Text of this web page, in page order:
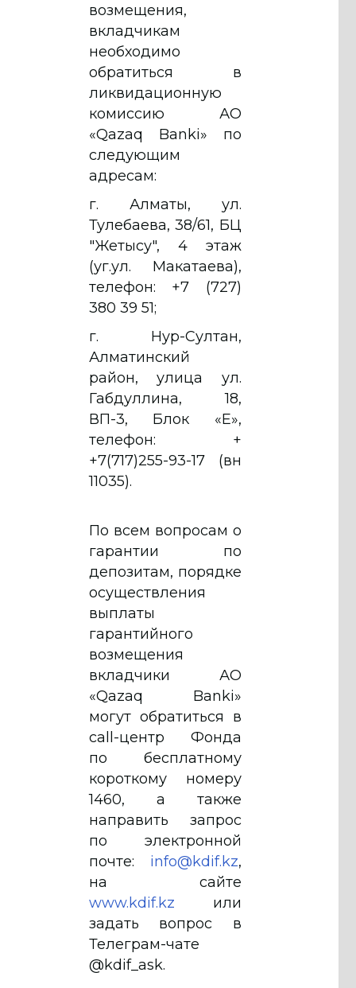
возмещения,
вкладчикам
необходимо
обратиться в
ликвидационную
комиссию АО
«Qazaq Banki» по
следующим
адресам:
г. Алматы, ул.
Тулебаева, 38/61, БЦ
"Жетысу", 4 этаж
(уг.ул. Макатаева),
телефон: +7 (727)
380 39 51;
г. Нур-Султан,
Алматинский
район, улица ул.
Габдуллина, 18,
ВП-3, Блок «Е»,
телефон: +
+7(717)255-93-17 (вн
11035).
По всем вопросам о
гарантии по
депозитам, порядке
осуществления
выплаты
гарантийного
возмещения
вкладчики АО
«Qazaq Banki»
могут обратиться в
call-центр Фонда
по бесплатному
короткому номеру
1460, а также
направить запрос
по электронной
почте: info@kdif.kz,
на сайте
www.kdif.kz или
задать вопрос в
Телеграм-чате
@kdif_ask.